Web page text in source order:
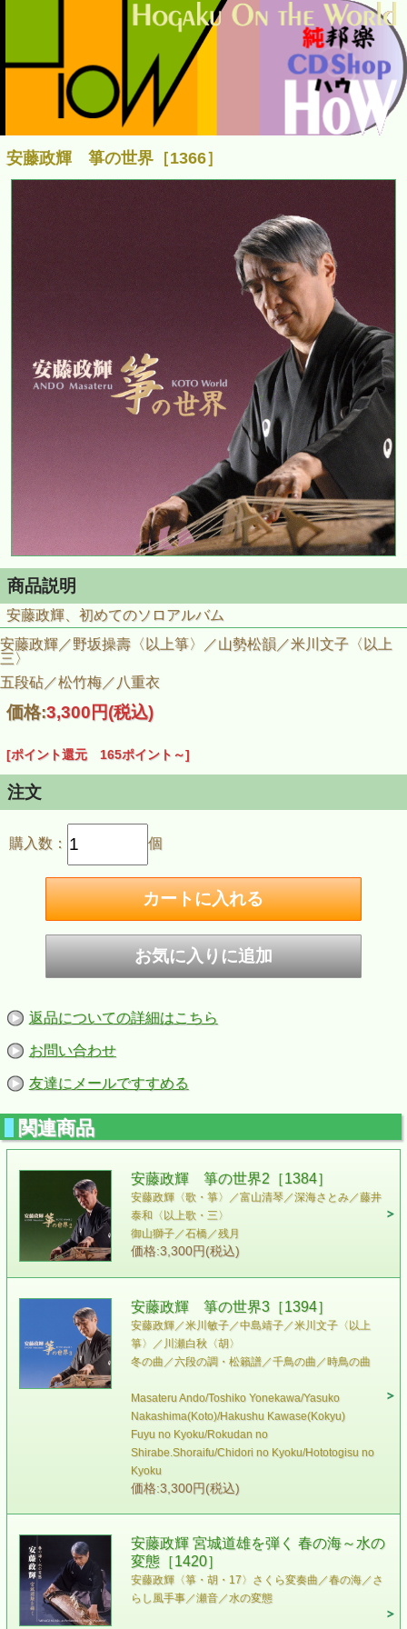
安藤政輝 箏の世界［1366］
商品説明
安藤政輝、初めてのソロアルバム
安藤政輝／野坂操壽〈以上箏〉／山勢松韻／米川文子〈以上
三〉
五段砧／松竹梅／八重衣
価格:3,300円(税込)
[ポイント還元 165ポイント～]
注文
購入数： 個
返品についての詳細はこちら
お問い合わせ
友達にメールですすめる
関連商品
安藤政輝 箏の世界2［1384］
安藤政輝〈歌・箏〉／富山清琴／深海さとみ／藤井
泰和〈以上歌・三〉
御山獅子／石橋／残月
価格:3,300円(税込)
安藤政輝 箏の世界3［1394］
安藤政輝／米川敏子／中島靖子／米川文子〈以上
箏〉／川瀬白秋〈胡〉
冬の曲／六段の調・松籟譜／千鳥の曲／時鳥の曲
Masateru Ando/Toshiko Yonekawa/Yasuko
Nakashima(Koto)/Hakushu Kawase(Kokyu)
Fuyu no Kyoku/Rokudan no
Shirabe.Shoraifu/Chidori no Kyoku/Hototogisu no
Kyoku
価格:3,300円(税込)
安藤政輝 宮城道雄を弾く 春の海～水の
変態［1420］
安藤政輝〈箏・胡・17〉 さくら変奏曲／春の海／さ
らし風手事／瀬音／水の変態